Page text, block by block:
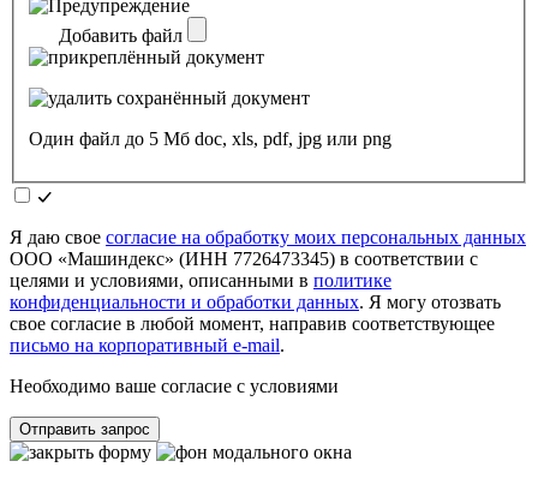
Добавить файл
Один файл до 5 Мб doc, xls, pdf, jpg или png
Я даю свое согласие на обработку моих персональных данных
ООО «Машиндекс» (ИНН 7726473345) в соответствии с
целями и условиями, описанными в политике
конфиденциальности и обработки данных. Я могу отозвать
свое согласие в любой момент, направив соответствующее
письмо на корпоративный e-mail.
Необходимо ваше согласие с условиями
Отправить запрос